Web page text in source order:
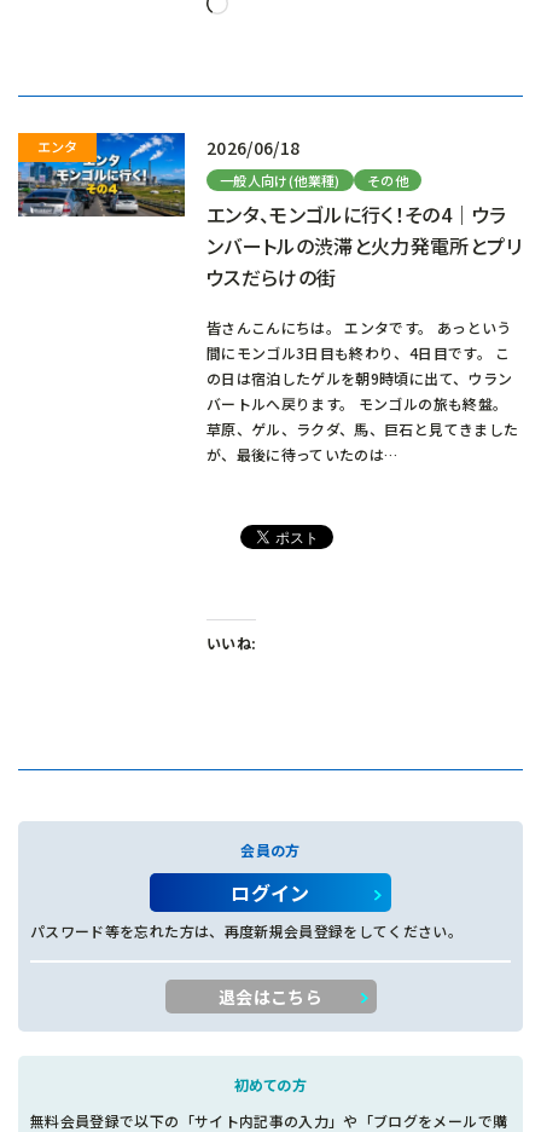
読
2026/06/18
一般人向け(他業種) その他
エンタ、モンゴルに行く！その4｜ウラ
ンバートルの渋滞と火力発電所とプリ
ウスだらけの街
皆さんこんにちは。 エンタです。 あっという
間にモンゴル3日目も終わり、4日目です。 こ
の日は宿泊したゲルを朝9時頃に出て、ウラン
バートルへ戻ります。 モンゴルの旅も終盤。
草原、ゲル、ラクダ、馬、巨石と見てきました
が、最後に待っていたのは…
いいね:
会員の方
ログイン
パスワード等を忘れた方は、再度新規会員登録をしてください。
退会はこちら
初めての方
無料会員登録で以下の「サイト内記事の入力」や「ブログをメールで購